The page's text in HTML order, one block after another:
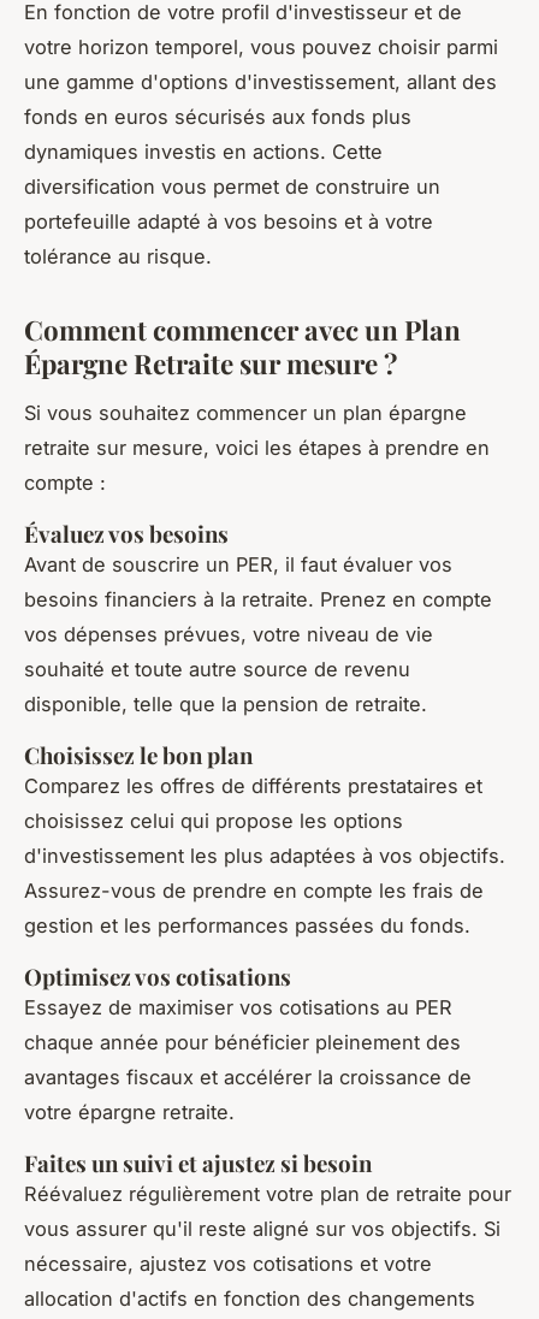
En fonction de votre profil d'investisseur et de
votre horizon temporel, vous pouvez choisir parmi
une gamme d'options d'investissement, allant des
fonds en euros sécurisés aux fonds plus
dynamiques investis en actions. Cette
diversification vous permet de construire un
portefeuille adapté à vos besoins et à votre
tolérance au risque.
Comment commencer avec un Plan
Épargne Retraite sur mesure ?
Si vous souhaitez commencer un plan épargne
retraite sur mesure, voici les étapes à prendre en
compte :
Évaluez vos besoins
Avant de souscrire un PER, il faut évaluer vos
besoins financiers à la retraite. Prenez en compte
vos dépenses prévues, votre niveau de vie
souhaité et toute autre source de revenu
disponible, telle que la pension de retraite.
Choisissez le bon plan
Comparez les offres de différents prestataires et
choisissez celui qui propose les options
d'investissement les plus adaptées à vos objectifs.
Assurez-vous de prendre en compte les frais de
gestion et les performances passées du fonds.
Optimisez vos cotisations
Essayez de maximiser vos cotisations au PER
chaque année pour bénéficier pleinement des
avantages fiscaux et accélérer la croissance de
votre épargne retraite.
Faites un suivi et ajustez si besoin
Réévaluez régulièrement votre plan de retraite pour
vous assurer qu'il reste aligné sur vos objectifs. Si
nécessaire, ajustez vos cotisations et votre
allocation d'actifs en fonction des changements